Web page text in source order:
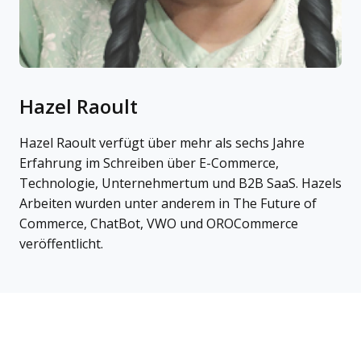
Hazel Raoult
Hazel Raoult verfügt über mehr als sechs Jahre
Erfahrung im Schreiben über E-Commerce,
Technologie, Unternehmertum und B2B SaaS. Hazels
Arbeiten wurden unter anderem in The Future of
Commerce, ChatBot, VWO und OROCommerce
veröffentlicht.